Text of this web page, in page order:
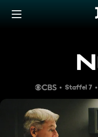
Zum Inhalt springen
Staffel 7